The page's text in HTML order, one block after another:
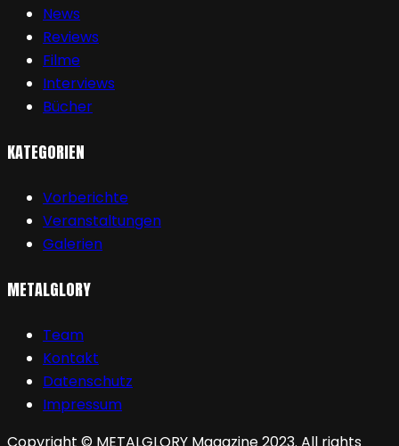
News
Reviews
Filme
Interviews
Bücher
KATEGORIEN
Vorberichte
Veranstaltungen
Galerien
METALGLORY
Team
Kontakt
Datenschutz
Impressum